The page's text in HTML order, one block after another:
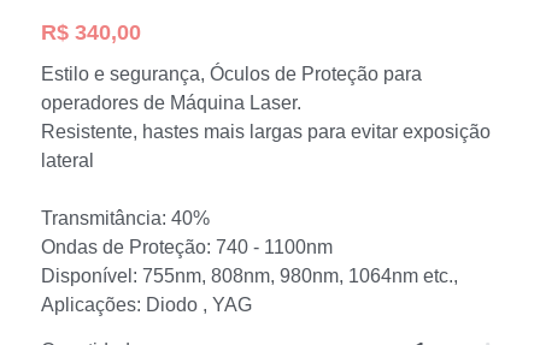
R$ 340,00
Estilo e segurança, Óculos de Proteção para
operadores de Máquina Laser.
Resistente, hastes mais largas para evitar exposição
lateral
Transmitância: 40%
Ondas de Proteção: 740 - 1100nm
Disponível: 755nm, 808nm, 980nm, 1064nm etc.,
Aplicações: Diodo , YAG